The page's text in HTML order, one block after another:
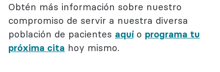
Obtén más información sobre nuestro
compromiso de servir a nuestra diversa
población de pacientes aquío programa tu
próxima cita hoy mismo.